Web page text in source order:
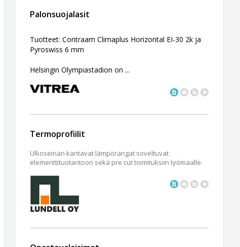
Palonsuojalasit
Tuotteet: Contraflam Climaplus Horizontal EI-30 2k ja
Pyroswiss 6 mm
Helsingin Olympiastadion on ...
Termoprofiilit
Ulkoseinän kantavat lämpörangat soveltuvat
elementtituotantoon sekä pre cut toimituksiin työmaalle.